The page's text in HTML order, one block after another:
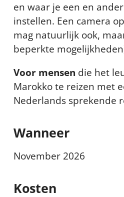
en waar je een en
instellen. Een camera
mag natuurlijk ook,
beperkte
Voor mensen die het
Marokko te reizen met
Nederlands sprekende
Wanneer
November 2026
Kosten